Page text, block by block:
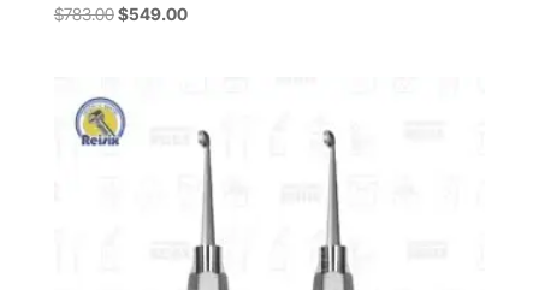
$783.00Original
$549.00Current